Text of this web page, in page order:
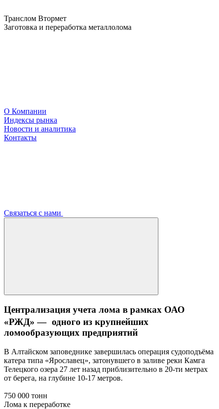
Транслом Втормет
Заготовка и переработка металлолома
О Компании
Индексы рынка
Новости и аналитика
Контакты
Связаться с нами
Централизация учета лома в рамках ОАО
«РЖД» — одного из крупнейших
ломообразующих предприятий
В Алтайском заповеднике завершилась операция судоподъёма
катера типа «Ярославец», затонувшего в заливе реки Камга
Телецкого озера 27 лет назад приблизительно в 20-ти метрах
от берега, на глубине 10-17 метров.
750 000 тонн
Лома к переработке